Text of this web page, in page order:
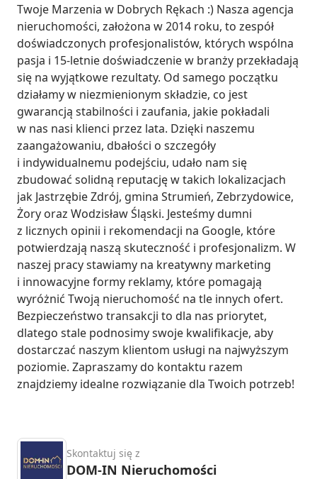
Twoje Marzenia w Dobrych Rękach :) Nasza agencja
nieruchomości, założona w 2014 roku, to zespół
doświadczonych profesjonalistów, których wspólna
pasja i 15-letnie doświadczenie w branży przekładają
się na wyjątkowe rezultaty. Od samego początku
działamy w niezmienionym składzie, co jest
gwarancją stabilności i zaufania, jakie pokładali
w nas nasi klienci przez lata. Dzięki naszemu
zaangażowaniu, dbałości o szczegóły
i indywidualnemu podejściu, udało nam się
zbudować solidną reputację w takich lokalizacjach
jak Jastrzębie Zdrój, gmina Strumień, Zebrzydowice,
Żory oraz Wodzisław Śląski. Jesteśmy dumni
z licznych opinii i rekomendacji na Google, które
potwierdzają naszą skuteczność i profesjonalizm. W
naszej pracy stawiamy na kreatywny marketing
i innowacyjne formy reklamy, które pomagają
wyróżnić Twoją nieruchomość na tle innych ofert.
Bezpieczeństwo transakcji to dla nas priorytet,
dlatego stale podnosimy swoje kwalifikacje, aby
dostarczać naszym klientom usługi na najwyższym
poziomie. Zapraszamy do kontaktu razem
znajdziemy idealne rozwiązanie dla Twoich potrzeb!
Skontaktuj się z
DOM-IN Nieruchomości